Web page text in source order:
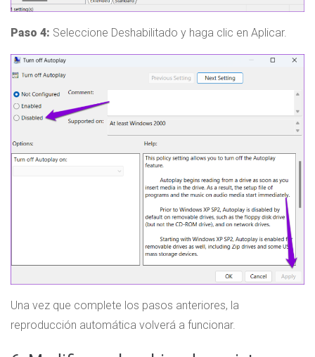
Paso 4: Seleccione Deshabilitado y haga clic en Aplicar.
Una vez que complete los pasos anteriores, la
reproducción automática volverá a funcionar.